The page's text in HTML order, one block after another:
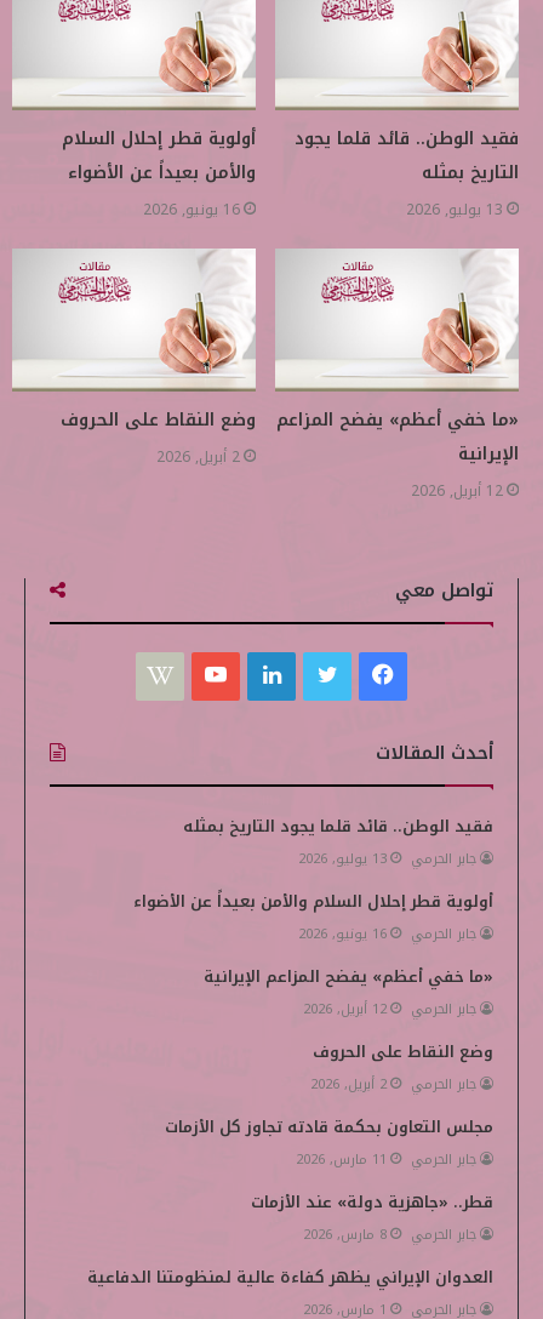
فقيد الوطن.. قائد قلما يجود
التاريخ بمثله
13 يوليو, 2026
أولوية قطر إحلال السلام
والأمن بعيداً عن الأضواء
16 يونيو, 2026
«ما خفي أعظم» يفضح المزاعم
الإيرانية
12 أبريل, 2026
وضع النقاط على الحروف
2 أبريل, 2026
تواصل معي
س
ب
و
ك
ي
ت
ر
ن
ك
إ
ن
ت
ي
ب
k
e
أحدث المقالات
فقيد الوطن.. قائد قلما يجود التاريخ بمثله
جابر الحرمي 13 يوليو, 2026
أولوية قطر إحلال السلام والأمن بعيداً عن الأضواء
جابر الحرمي 16 يونيو, 2026
«ما خفي أعظم» يفضح المزاعم الإيرانية
جابر الحرمي 12 أبريل, 2026
وضع النقاط على الحروف
جابر الحرمي 2 أبريل, 2026
مجلس التعاون بحكمة قادته تجاوز كل الأزمات
جابر الحرمي 11 مارس, 2026
قطر.. «جاهزية دولة» عند الأزمات
جابر الحرمي 8 مارس, 2026
العدوان الإيراني يظهر كفاءة عالية لمنظومتنا الدفاعية
جابر الحرمي 1 مارس, 2026